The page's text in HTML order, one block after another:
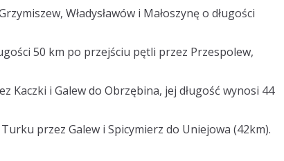
Władysławów i Małoszynę o długości
50 km po przejściu pętli przez Przespolew,
Kaczki i Galew do Obrzębina, jej długość wynosi 44
przez Galew i Spicymierz do Uniejowa (42km).